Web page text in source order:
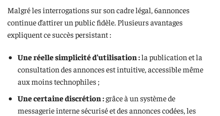
Malgré les interrogations sur son cadre légal, 6annonces
continue d’attirer un public fidèle. Plusieurs avantages
expliquent ce succès persistant :
Une réelle simplicité d’utilisation :la publication et la
consultation des annonces est intuitive, accessible même
aux moins technophiles ;
Une certaine discrétion :grâce à un système de
messagerie interne sécurisé et des annonces codées, les